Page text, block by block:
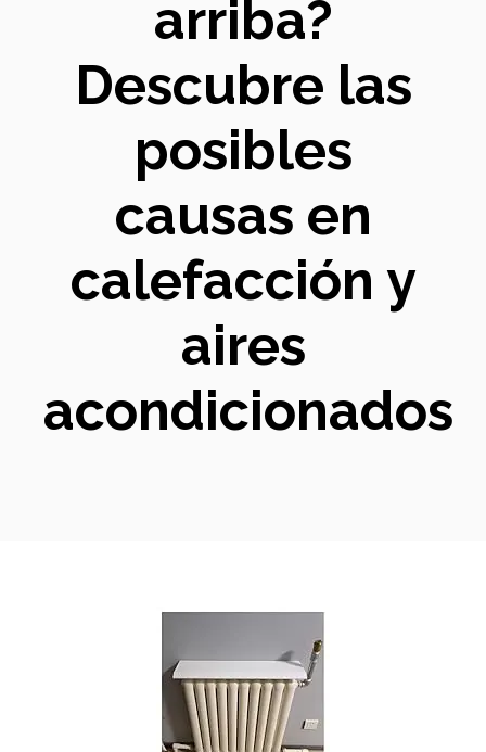
arriba?
Descubre las
posibles
causas en
calefacción y
aires
acondicionados